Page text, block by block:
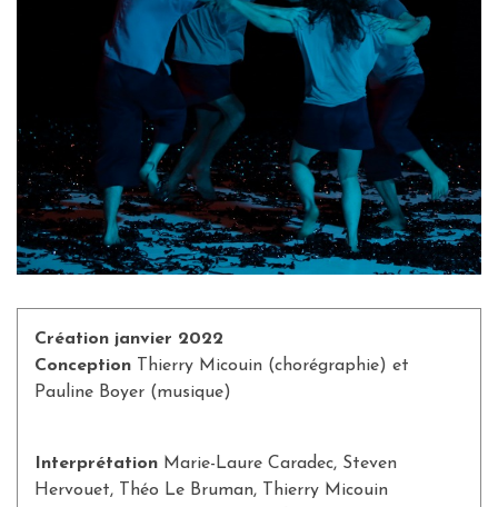
Création janvier 2022
Conception
Thierry Micouin (chorégraphie) et
Pauline Boyer (musique)
Interprétation Marie-Laure Caradec, Steven
Hervouet, Théo Le Bruman, Thierry Micouin